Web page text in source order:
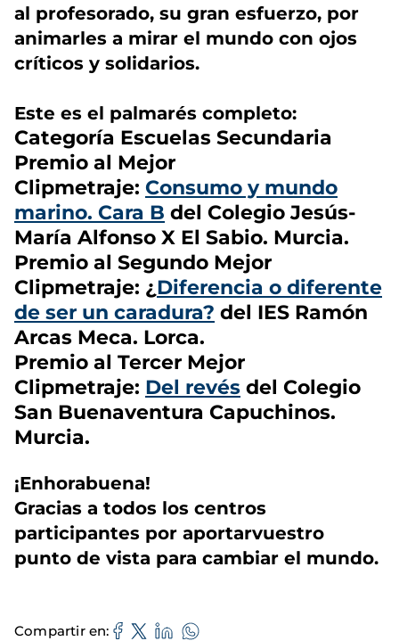
al profesorado, su gran esfuerzo, por
animarles a mirar el mundo con ojos
críticos y solidarios.
Este es el palmarés completo:
Categoría Escuelas Secundaria
Premio al Mejor
Clipmetraje: Consumo y mundo
marino. Cara B del Colegio Jesús-
María Alfonso X El Sabio. Murcia.
Premio al Segundo Mejor
Clipmetraje: ¿Diferencia o diferente
de ser un caradura? del IES Ramón
Arcas Meca. Lorca.
Premio al Tercer Mejor
Clipmetraje: Del revés del Colegio
San Buenaventura Capuchinos.
Murcia.
¡Enhorabuena!
Gracias a todos los centros
participantes por aportarvuestro
punto de vista para cambiar el mundo.
Compartir en